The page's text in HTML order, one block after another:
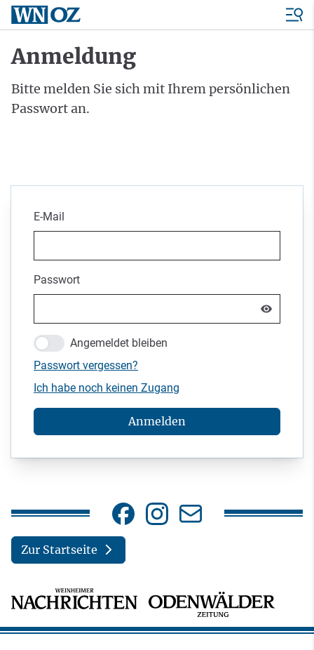
Anmeldung
Bitte melden Sie sich mit Ihrem persönlichen
Passwort an.
E-Mail
Passwort
Angemeldet bleiben
Passwort vergessen?
Ich habe noch keinen Zugang
Anmelden
Zur Startseite